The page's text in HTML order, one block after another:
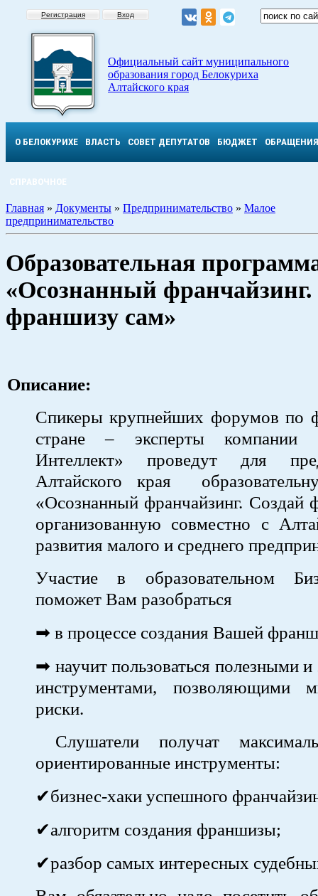
Регистрация Вход
Официальный сайт муниципального
образования город Белокуриха
Алтайского края
О БЕЛОКУРИХЕ ВЛАСТЬ СОВЕТ ДЕПУТАТОВ БЮДЖЕТ ОБРАЩЕНИЯ
СПРАВОЧНОЕ
Главная » Документы » Предпринимательство » Малое
предпринимательство
Образовательная
«Осознанный франчайзинг.
франшизу сам»
Описание:
Спикеры крупнейших форумов по
стране – эксперты компании
Интеллект» проведут для
Алтайского края
«Осознанный франчайзинг. Создай
организованную совместно с
развития малого и среднего
Участие в образовательном
поможет Вам разобраться
➡ в процессе создания Вашей
➡ научит пользоваться полезными
инструментами, позволяющими
риски.
Слушатели получат
ориентированные инструменты:
✔бизнес-хаки успешного
✔алгоритм создания франшизы;
✔разбор самых интересных